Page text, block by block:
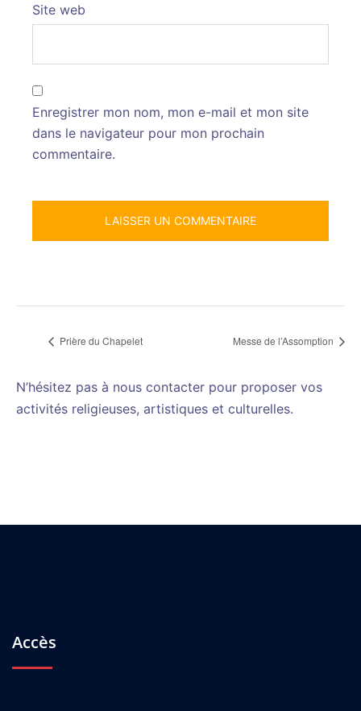
Site web
Enregistrer mon nom, mon e-mail et mon site
dans le navigateur pour mon prochain
commentaire.
Prière du Chapelet Messe de l’Assomption
N’hésitez pas à nous contacter pour proposer vos
activités religieuses, artistiques et culturelles.
Accès